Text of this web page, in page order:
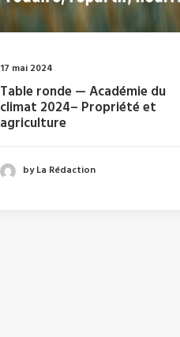
17 mai 2024
Table ronde — Académie du
climat 2024– Propriété et
agriculture
by La Rédaction